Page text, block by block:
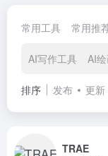
常用工具 常用推
AI写作工具 AI
排序 发布 更新
TRAE